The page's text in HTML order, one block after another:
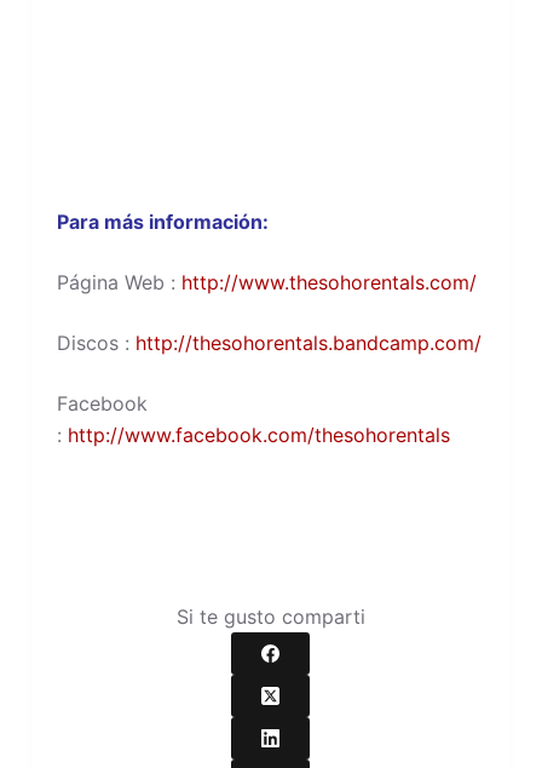
Para más información:
Página Web : http://www.thesohorentals.com/
Discos : http://thesohorentals.bandcamp.com/
Facebook
: http://www.facebook.com/thesohorentals
Si te gusto comparti